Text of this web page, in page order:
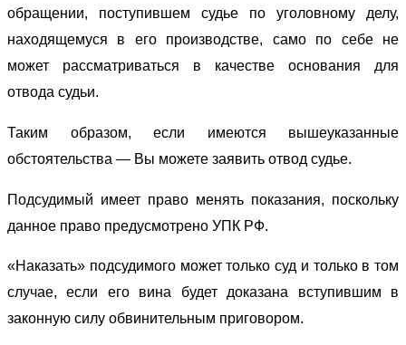
обращении, поступившем судье по уголовному делу,
находящемуся в его производстве, само по себе не
может рассматриваться в качестве основания для
отвода судьи.
Таким образом, если имеются вышеуказанные
обстоятельства — Вы можете заявить отвод судье.
Подсудимый имеет право менять показания, поскольку
данное право предусмотрено УПК РФ.
«Наказать» подсудимого может только суд и только в том
случае, если его вина будет доказана вступившим в
законную силу обвинительным приговором.